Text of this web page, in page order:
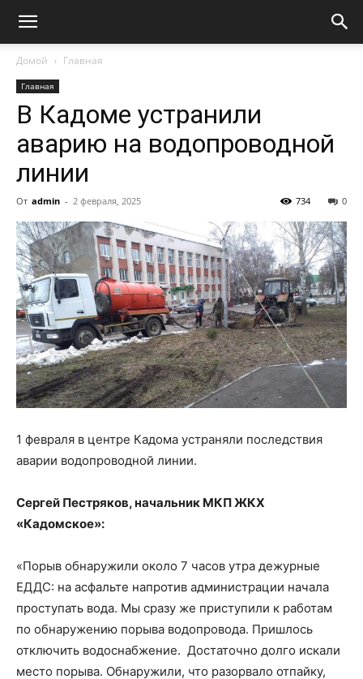
Домой Главная
Главная
В Кадоме устранили
аварию на водопроводной
линии
От admin - 2 февраля, 2025 0
734
1 февраля в центре Кадома устраняли последствия
аварии водопроводной линии.
Сергей Пестряков, начальник МКП ЖКХ
«Кадомское»:
«Порыв обнаружили около 7 часов утра дежурные
ЕДДС: на асфальте напротив администрации начала
проступать вода. Мы сразу же приступили к работам
по обнаружению порыва водопровода. Пришлось
отключить водоснабжение. Достаточно долго искали
место порыва. Обнаружили, что разорвало отпайку,